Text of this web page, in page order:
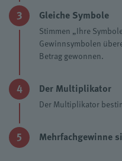
3 Gleiche Symbole
Stimmen „Ihre
Gewinnsymbolen
Betrag gewonnen.
4 Der Multiplikator
Der Multiplikator
5 Mehrfachgewinne